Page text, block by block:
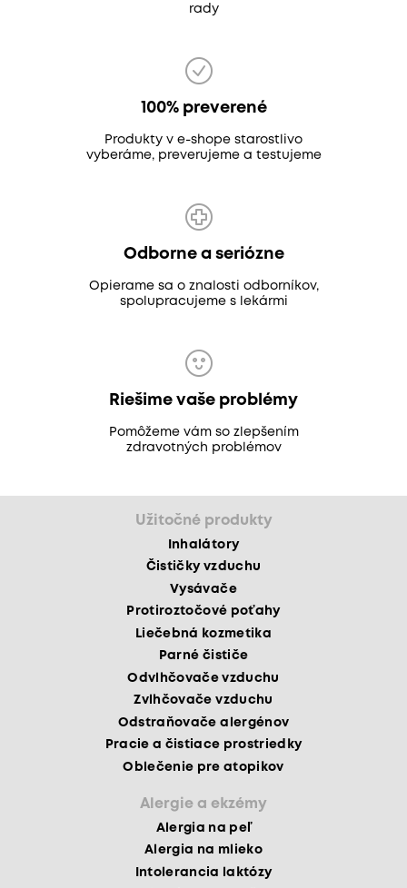
rady
100% preverené
Produkty v e-shope starostlivo
vyberáme, preverujeme a testujeme
Odborne a seriózne
Opierame sa o znalosti odborníkov,
spolupracujeme s lekármi
Riešime vaše problémy
Pomôžeme vám so zlepšením
zdravotných problémov
Užitočné produkty
Inhalátory
Čističky vzduchu
Vysávače
Protiroztočové poťahy
Liečebná kozmetika
Parné čističe
Odvlhčovače vzduchu
Zvlhčovače vzduchu
Odstraňovače alergénov
Pracie a čistiace prostriedky
Oblečenie pre atopikov
Alergie a ekzémy
Alergia na peľ
Alergia na mlieko
Intolerancia laktózy